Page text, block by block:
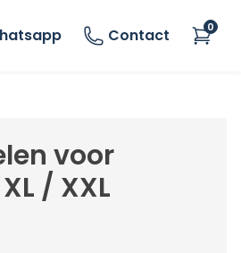
Contact 0
voor
/ XXL